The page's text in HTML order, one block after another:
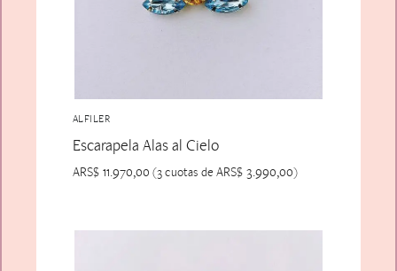
ALFILER
Escarapela Alas al Cielo
ARS$11.970,00 (3 cuotas de ARS$3.990,00)